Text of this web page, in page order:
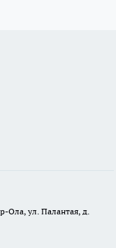
Ола, ул. Палантая, д.